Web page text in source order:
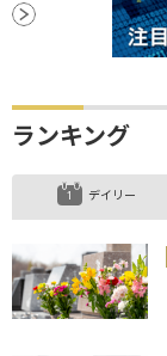
ランキング
デイリー